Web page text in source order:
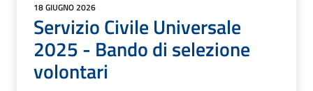
18 GIUGNO 2026
Servizio Civile Universale
2025 - Bando di selezione
volontari